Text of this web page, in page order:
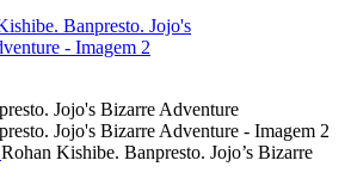
Rohan Kishibe. Banpresto. Jojo’s Bizarre